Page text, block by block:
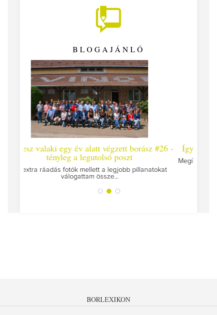
BLOGAJÁNLÓ
borász #26 -
pillanatokat
Így lesz valaki egy év alatt végzett borász
Megírtuk a modulzáró vizsgákat, már lázasan
az utolsó...
BORLEXIKON